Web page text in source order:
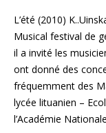
L’été (2010)
Musical festival de
il a invité les
ont donné des
fréquemment des
lycée lituanien –
l’Académie